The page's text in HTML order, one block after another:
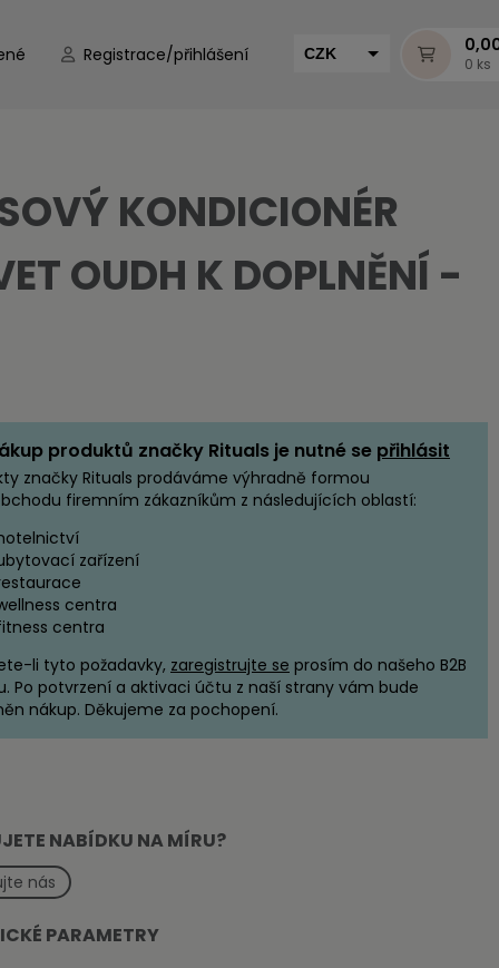
Registrace/přihlášení CZK
0 ks
KONDICIONÉR
OUDH K DOPLNĚNÍ -
produktů značky Rituals je nutné se přihlásit
značky Rituals prodáváme výhradně formou
firemním zákazníkům z následujících oblastí:
zařízení
centra
centra
li tyto požadavky, zaregistrujte se prosím do našeho B2B
Po potvrzení a aktivaci účtu z naší strany vám bude
nákup. Děkujeme za pochopení.
NABÍDKU NA MÍRU?
nás
PARAMETRY